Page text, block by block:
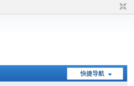
快捷导航